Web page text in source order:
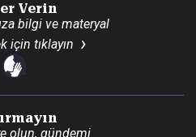
Verin
bilgi ve materyal
için tıklayın
olun, gündemi